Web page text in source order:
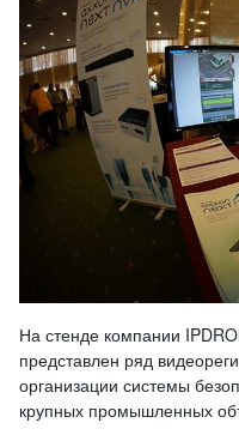
На стенде компании
представлен ряд
организации системы
крупных промышленных